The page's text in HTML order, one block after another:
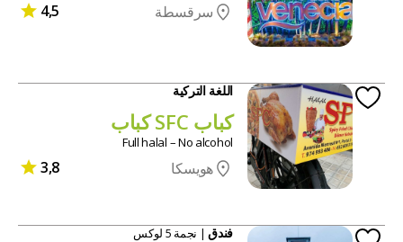
سرقسطة 4,5
اللغة التركية
كباب SFC كباب
Full halal – No alcohol
هويسكا 3,8
فندق| نجمة 5 لوكس